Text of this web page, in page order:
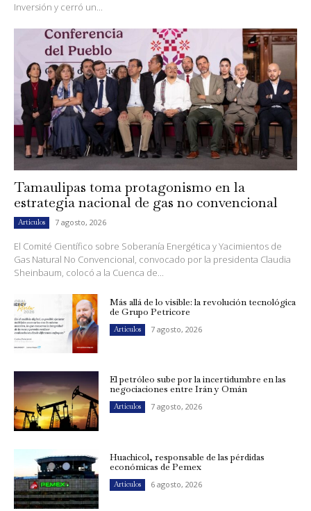
Inversión y cerró un...
Tamaulipas toma protagonismo en la
estrategia nacional de gas no convencional
Artículos 7 agosto, 2026
El Comité Científico sobre Soberanía Energética y Yacimientos de
Gas Natural No Convencional, convocado por la presidenta Claudia
Sheinbaum, colocó a la Cuenca de...
Más allá de lo visible: la revolución tecnológica
de Grupo Petricore
Artículos 7 agosto, 2026
El petróleo sube por la incertidumbre en las
negociaciones entre Irán y Omán
Artículos 7 agosto, 2026
Huachicol, responsable de las pérdidas
económicas de Pemex
Artículos 6 agosto, 2026